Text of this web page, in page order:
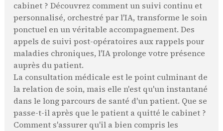
cabinet ? Découvrez comment un suivi continu et
personnalisé, orchestré par l'IA, transforme le soin
ponctuel en un véritable accompagnement. Des
appels de suivi post-opératoires aux rappels pour
maladies chroniques, l'IA prolonge votre présence
auprès du patient.
La consultation médicale est le point culminant de
la relation de soin, mais elle n'est qu'un instantané
dans le long parcours de santé d'un patient. Que se
passe-t-il après que le patient a quitté le cabinet ?
Comment s'assurer qu'il a bien compris les